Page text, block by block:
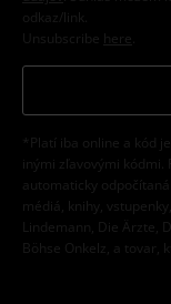
odkaz/link.
Unsubscribe here
*Platí iba online a kód
inými zľavovými kódmi.
automaticky
médiá, knihy,
Lindemann, Die Ärzte,
Böhse Onkelz, a tovar,